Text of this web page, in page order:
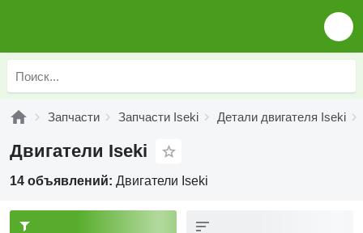
Запчасти Запчасти Iseki Детали двигателя Iseki
Двигатели Iseki
14 объявлений: Двигатели Iseki